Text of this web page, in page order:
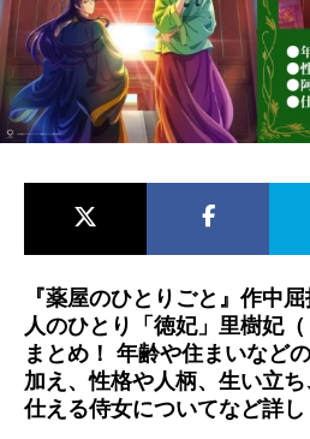
アニメ映画一覧
今期アニメ曜日別一覧
春アニメ
男性声優/女性声優一覧
『薬屋のひとりごと』作中
人のひとり「徳妃」里樹妃
まとめ！ 年齢や住まいなど
加え、性格や人柄、生い立ち
仕える侍女についてなど詳